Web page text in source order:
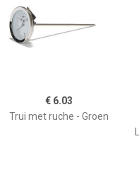
€ 6.03
Trui met ruche - Groen